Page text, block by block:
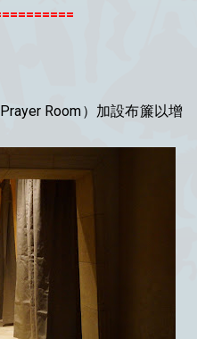
Room）加設布簾以增